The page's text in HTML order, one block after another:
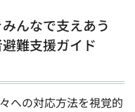
んなで支えあう
難支援ガイド
への対応方法を視覚的